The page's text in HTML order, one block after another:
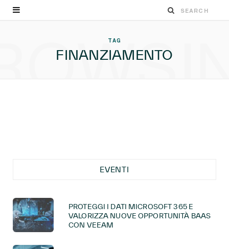
TAG
FINANZIAMENTO
EVENTI
PROTEGGI I DATI MICROSOFT 365 E
VALORIZZA NUOVE OPPORTUNITÀ BAAS
CON VEEAM